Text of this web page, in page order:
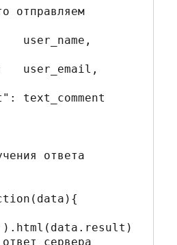
text_comment
ответа
сервера